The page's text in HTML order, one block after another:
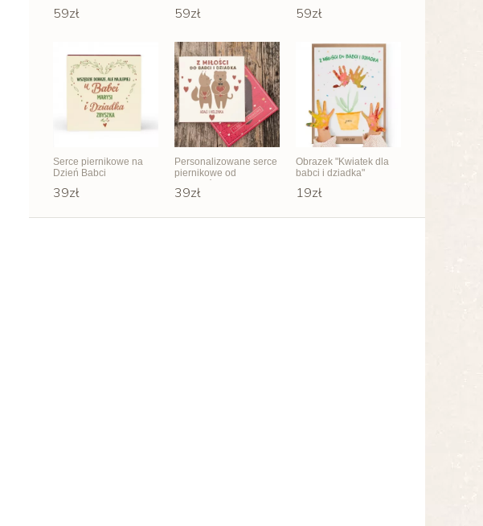
59zł 59zł 59zł
Serce piernikowe na
Dzień Babci
39zł
Personalizowane serce
piernikowe od
39zł
Obrazek "Kwiatek dla
babci i dziadka"
19zł